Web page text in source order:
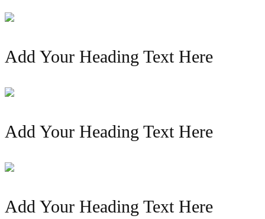
Add Your Heading Text Here
Add Your Heading Text Here
Add Your Heading Text Here